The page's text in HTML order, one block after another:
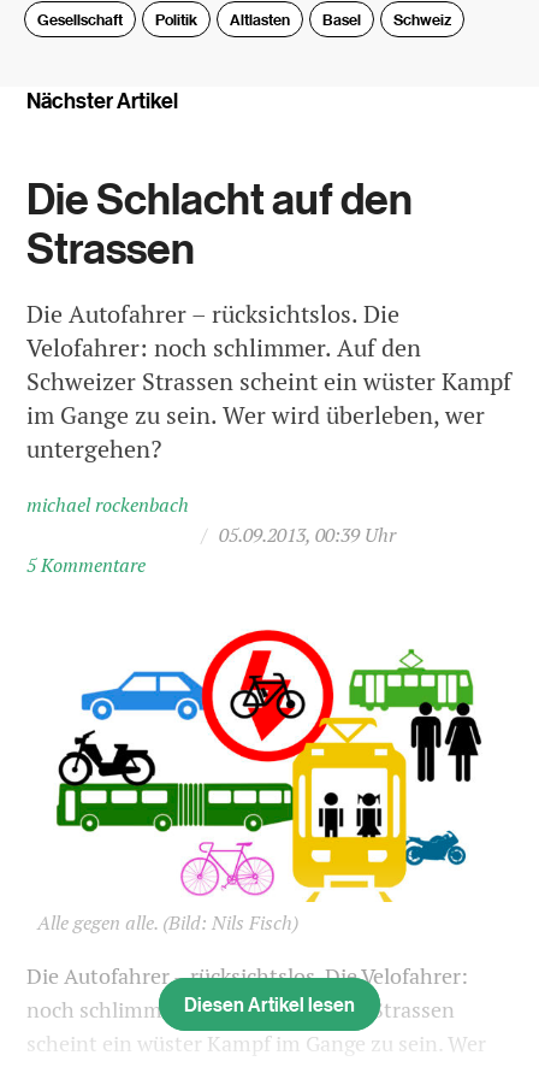
Gesellschaft Politik Altlasten Basel Schweiz
Nächster Artikel
Die Schlacht auf den
Strassen
Die Autofahrer – rücksichtslos. Die
Velofahrer: noch schlimmer. Auf den
Schweizer Strassen scheint ein wüster Kampf
im Gange zu sein. Wer wird überleben, wer
untergehen?
michael rockenbach
/ 05.09.2013, 00:39 Uhr
5 Kommentare
Alle gegen alle. (Bild: Nils Fisch)
Die Autofahrer – rücksichtslos. Die Velofahrer:
noch schlimmer. Auf den Schweizer Strassen
scheint ein wüster Kampf im Gange zu sein. Wer
Diesen Artikel lesen